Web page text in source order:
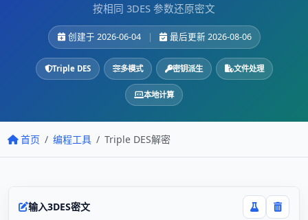
按相同 3DES 参数还原密文
创建于 2026-06-04 | 最后更新 2026-08-06
Triple DES 多模式 密钥派生 文件处理
本地计算
首页 编程工具 Triple DES解密
输入3DES密文